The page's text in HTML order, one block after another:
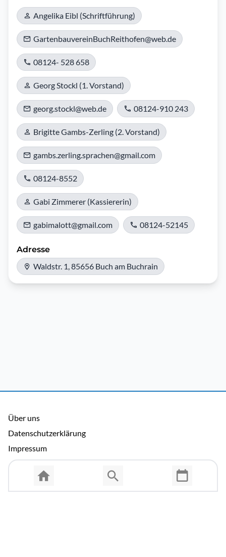
Angelika Eibl (Schriftführung)
GartenbauvereinBuchReithofen@web.de
08124- 528 658
Georg Stockl (1. Vorstand)
georg.stockl@web.de 08124-910 243
Brigitte Gambs-Zerling (2. Vorstand)
gambs.zerling.sprachen@gmail.com
08124-8552
Gabi Zimmerer (Kassiererin)
gabimalott@gmail.com 08124-52145
Adresse
Waldstr. 1, 85656 Buch am Buchrain
Über uns
Datenschutzerklärung
Impressum
Allgemeine Nutzungsbedingungen